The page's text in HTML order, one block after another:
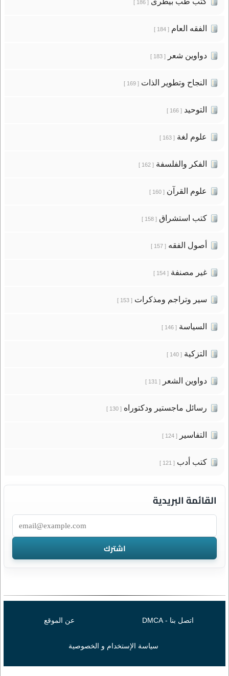
[ 186 ]
الفقه العام[ 184 ]
دواوين شعر[ 183 ]
النجاح وتطوير الذات[ 169 ]
التوحيد[ 166 ]
علوم لغة[ 163 ]
الفكر والفلسفة[ 162 ]
علوم القرآن[ 160 ]
كتب استشراق[ 158 ]
أصول الفقه[ 157 ]
غير مصنفة[ 154 ]
سير وتراجم ومذكرات[ 153 ]
السياسة[ 146 ]
التزكية[ 140 ]
دواوين الشعر[ 131 ]
رسائل ماجستير ودكتوراه[ 130 ]
التفاسير[ 124 ]
كتب أدب[ 121 ]
القائمة البريدية
اتصل بنا - DMCA عن الموقع
سياسة الإستخدام و الخصوصية